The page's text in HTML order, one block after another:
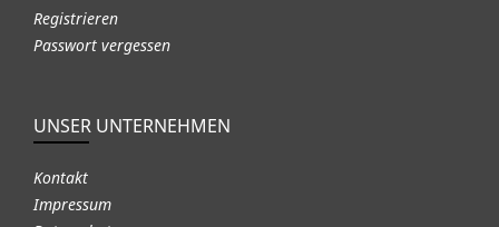
Registrieren
Passwort vergessen
UNSER UNTERNEHMEN
Kontakt
Impressum